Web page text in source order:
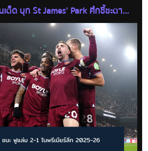
เต็ด บุก St James’ Park ศึกชี้ชะตา
2025-2026